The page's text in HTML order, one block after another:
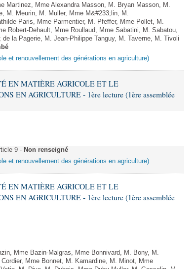
Martinez, Mme Alexandra Masson, M. Bryan Masson, M.
M. Meurin, M. Muller, Mme M&#233;lin, M.
Paris, Mme Parmentier, M. Pfeffer, Mme Pollet, M.
Robert-Dehault, Mme Roullaud, Mme Sabatini, M. Sabatou,
la Pagerie, M. Jean-Philippe Tanguy, M. Taverne, M. Tivoli
et renouvellement des générations en agriculture)
EN MATIÈRE AGRICOLE ET LE
EN AGRICULTURE - 1ère lecture (1ère assemblée
9 - Non renseigné
et renouvellement des générations en agriculture)
EN MATIÈRE AGRICOLE ET LE
EN AGRICULTURE - 1ère lecture (1ère assemblée
Mme Bazin-Malgras, Mme Bonnivard, M. Bony, M.
Mme Bonnet, M. Kamardine, M. Minot, Mme